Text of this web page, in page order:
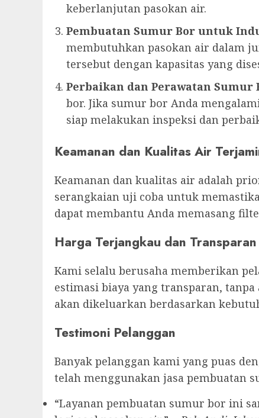
keberlanjutan pasokan air.
Pembuatan Sumur Bor untuk
membutuhkan pasokan air dalam
tersebut dengan kapasitas yang
Perbaikan dan Perawatan Sumur
bor. Jika sumur bor Anda
siap melakukan inspeksi dan
Keamanan dan Kualitas Air
Keamanan dan kualitas air adalah
serangkaian uji coba untuk
dapat membantu Anda memasang
Harga Terjangkau dan Transparan
Kami selalu berusaha memberikan
estimasi biaya yang transparan,
akan dikeluarkan berdasarkan
Testimoni Pelanggan
Banyak pelanggan kami yang puas
telah menggunakan jasa pembuatan
“Layanan pembuatan sumur bor ini